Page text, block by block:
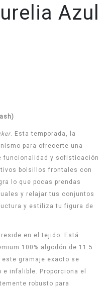
Azul
. Esta temporada, la
para ofrecerte una
funcionalidad y sofisticación
bolsillos frontales con
lo que pocas prendas
y relajar tus conjuntos
y estiliza tu figura de
en el tejido. Está
100% algodón de 11.5
gramaje exacto se
infalible. Proporciona el
robusto para